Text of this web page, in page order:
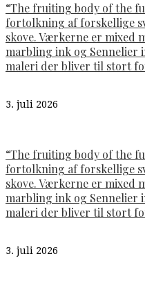
“The fruiting body of the
fortolkning af forskellige
skove. Værkerne er mixed
marbling ink og Sennelier
maleri der bliver til stort
3. juli 2026
“The fruiting body of the
fortolkning af forskellige
skove. Værkerne er mixed
marbling ink og Sennelier
maleri der bliver til stort
3. juli 2026